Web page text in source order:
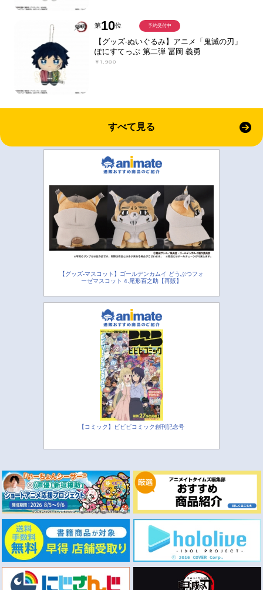
第10位
【グッズ-ぬいぐるみ】アニメ「鬼滅の刃」
ぽにすてっぷ 第二弾 冨岡 義勇
￥1,980
予約受付中
すべて見る
【グッズ-マスコット】ゴールデンカムイ どうぶつフォ
ーゼマスコット 4.尾形百之助【再販】
【コミック】ビビビコミック創刊記念号